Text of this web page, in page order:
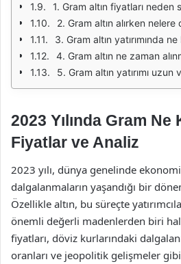
1. Gram altın fiyatları neden
2. Gram altın alırken
3. Gram altın yatırımında
4. Gram altın ne zaman
5. Gram altın yatırımı uzun vadeli mi
2023 Yılında Gram
Fiyatlar ve Analiz
2023 yılı, dünya genelinde
dalgalanmaların yaşandığı bir
Özellikle altın, bu süreçte
önemli değerli madenlerden biri
fiyatları, döviz kurlarındaki
oranları ve jeopolitik gelişmeler